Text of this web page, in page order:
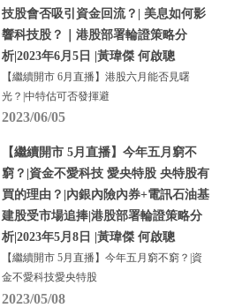
技股會否吸引資金回流？| 美息如何影
響科技股？｜港股部署輪證策略分
析|2023年6月5日 |黃瑋傑 何啟聰
【繼續開市 6月直播】港股六月能否見曙
光？|中特估可否發揮避
2023/06/05
【繼續開市 5月直播】今年五月窮不
窮？|資金不愛科技 愛央特股 央特股有
買的理由？|內銀內險內券+電訊石油基
建股受市場追捧|港股部署輪證策略分
析|2023年5月8日 |黃瑋傑 何啟聰
【繼續開市 5月直播】今年五月窮不窮？|資
金不愛科技愛央特股
2023/05/08